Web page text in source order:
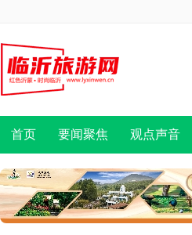
首页 要闻聚焦 观点声音